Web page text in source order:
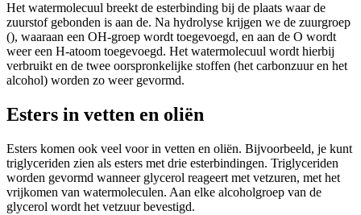
Het watermolecuul breekt de esterbinding bij de plaats waar de
zuurstof gebonden is aan de. Na hydrolyse krijgen we de zuurgroep
(), waaraan een OH-groep wordt toegevoegd, en aan de O wordt
weer een H-atoom toegevoegd. Het watermolecuul wordt hierbij
verbruikt en de twee oorspronkelijke stoffen (het carbonzuur en het
alcohol) worden zo weer gevormd.
Esters in vetten en oliën
Esters komen ook veel voor in vetten en oliën. Bijvoorbeeld, je kunt
triglyceriden zien als esters met drie esterbindingen. Triglyceriden
worden gevormd wanneer glycerol reageert met vetzuren, met het
vrijkomen van watermoleculen. Aan elke alcoholgroep van de
glycerol wordt het vetzuur bevestigd.